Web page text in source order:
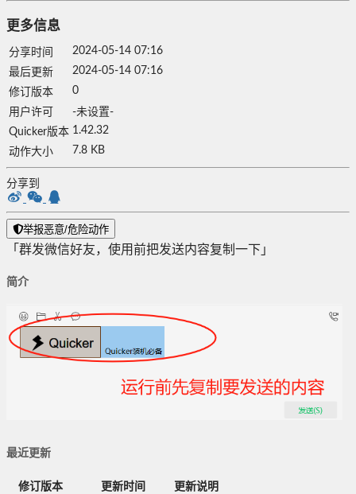
更多信息
分享时间
2024-05-14 07:16
最后更新
2024-05-14 07:16
修订版本
0
用户许可
-未设置-
Quicker版本 1.42.32
动作大小
7.8 KB
分享到
举报恶意/危险动作
「群发微信好友，使用前把发送内容复制一下」
简介
最近更新
修订版本 更新时间
更新说明